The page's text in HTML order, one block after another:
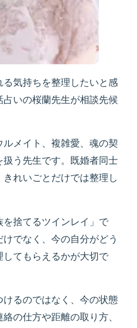
気持ちを整理したいと感
いの桜蘭先生が相談先候
メイト、複雑愛、魂の契
う先生です。既婚者同士
れいごとだけでは整理し
捨てるツインレイ」で
でなく、今の自分がどう
てもらえるかが大切で
るのではなく、今の状態
の仕方や距離の取り方、